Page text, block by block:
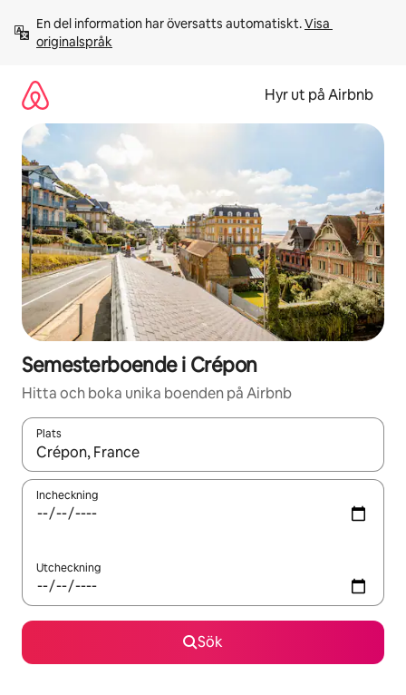
innehåll
En del information har översatts automatiskt. Visa
originalspråk
Hyr ut på Airbnb
Semesterboende i Crépon
Hitta och boka unika boenden på Airbnb
Plats
När resultaten är tillgängliga kan du navigera med upp- och
Incheckning
Utcheckning
Sök